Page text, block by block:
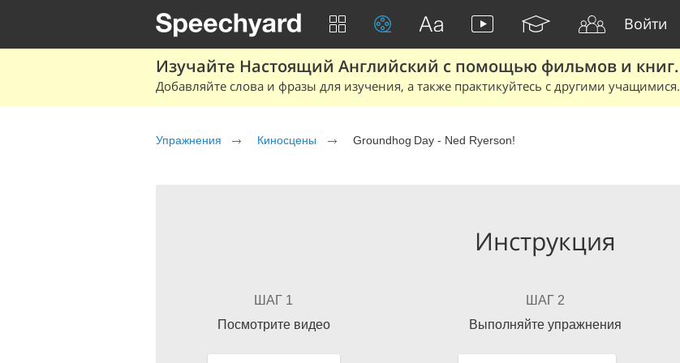
Войти
Изучайте Настоящий Английский с помощью фильмов и книг.
Добавляйте слова и фразы для изучения, а также практикуйтесь с другими учащимися.
Упражнения Киносцены Groundhog Day - Ned Ryerson!
Инструкция
ШАГ 1
Посмотрите видео
ШАГ 2
Выполняйте упражнения